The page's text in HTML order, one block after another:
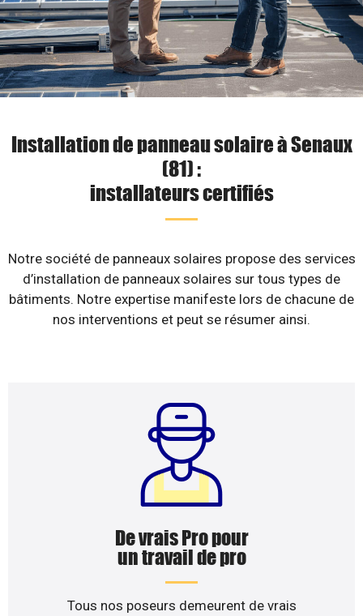
Installation de panneau solaire à Senaux
(81) :
installateurs certifiés
Notre société de panneaux solaires propose des services
d’installation de panneaux solaires sur tous types de
bâtiments. Notre expertise manifeste lors de chacune de
nos interventions et peut se résumer ainsi.
De vrais Pro pour
un travail de pro
Tous nos poseurs demeurent de vrais